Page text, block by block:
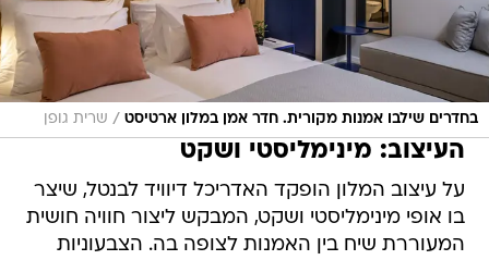
בחדרים שילבו אמנות מקורית. חדר אמן במלון ארטיסט / שרית גופן
העיצוב: מינימליסטי ושקט
על עיצוב המלון הופקד האדריכל דיוויד לבנטל, שיצר
בו אופי מינימליסטי ושקט, המבקש ליצור חוויה חושית
המעוררת שיח בין האמנות לצופה בה. הצבעוניות